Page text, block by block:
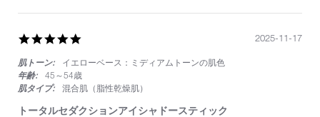
方
よ
か
っ
た
rating
肌トーン:
イエローベース：ミディアムトーンの肌色
年齢:
45～54歳
肌タイプ:
混合肌（脂性乾燥肌）
トータルセダクションアイシャドースティック
2025-11-17